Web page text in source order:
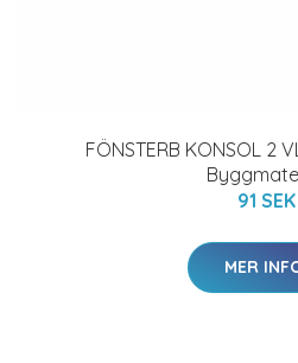
FÖNSTERB KONSOL 2
91 SEK
MER